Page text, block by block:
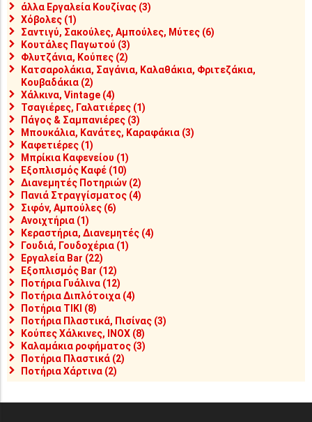
άλλα Εργαλεία Κουζίνας (3)
Χόβολες (1)
Σαντιγύ, Σακούλες, Αμπούλες, Μύτες (6)
Κουτάλες Παγωτού (3)
Φλυτζάνια, Κούπες (2)
Κατσαρολάκια, Σαγάνια, Καλαθάκια, Φριτεζάκια,
Κουβαδάκια (2)
Χάλκινα, Vintage (4)
Τσαγιέρες, Γαλατιέρες (1)
Πάγος & Σαμπανιέρες (3)
Μπουκάλια, Κανάτες, Καραφάκια (3)
Καφετιέρες (1)
Μπρίκια Καφενείου (1)
Εξοπλισμός Καφέ (10)
Διανεμητές Ποτηριών (2)
Πανιά Στραγγίσματος (4)
Σιφόν, Αμπούλες (6)
Ανοιχτήρια (1)
Κεραστήρια, Διανεμητές (4)
Γουδιά, Γουδοχέρια (1)
Εργαλεία Bar (22)
Εξοπλισμός Bar (12)
Ποτήρια Γυάλινα (12)
Ποτήρια Διπλότοιχα (4)
Ποτήρια TIKI (8)
Ποτήρια Πλαστικά, Πισίνας (3)
Κούπες Χάλκινες, INOX (8)
Καλαμάκια ροφήματος (3)
Ποτήρια Πλαστικά (2)
Ποτήρια Χάρτινα (2)